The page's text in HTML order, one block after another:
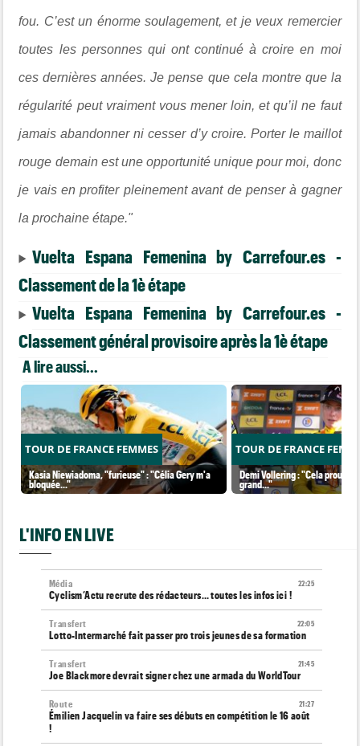
fou. C’est un énorme soulagement, et je veux remercier
toutes les personnes qui ont continué à croire en moi
ces dernières années. Je pense que cela montre que la
régularité peut vraiment vous mener loin, et qu’il ne faut
jamais abandonner ni cesser d’y croire. Porter le maillot
rouge demain est une opportunité unique pour moi, donc
je vais en profiter pleinement avant de penser à gagner
la prochaine étape."
Vuelta Espana Femenina by Carrefour.es -
Classement de la 1è étape
Vuelta Espana Femenina by Carrefour.es -
Classement général provisoire après la 1è étape
A lire aussi...
TOUR DE FRANCE FEMMES
Kasia Niewiadoma, "furieuse" : "Célia Gery m'a
bloquée..."
TOUR DE FRANCE
Demi Vollering : "Cela prouve
grand..."
L'INFO EN LIVE
22:25
Média
Cyclism’Actu recrute des rédacteurs… toutes les infos ici !
22:05
Transfert
Lotto-Intermarché fait passer pro trois jeunes de sa formation
21:45
Transfert
Joe Blackmore devrait signer chez une armada du WorldTour
21:27
Route
Émilien Jacquelin va faire ses débuts en compétition le 16 août
!